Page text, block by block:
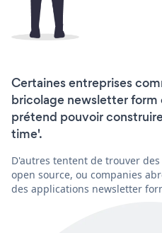
Certaines entreprises
bricolage newsletter form
prétend pouvoir
time'.
D'autres tentent de trouver
open source, ou companies
des applications newsletter